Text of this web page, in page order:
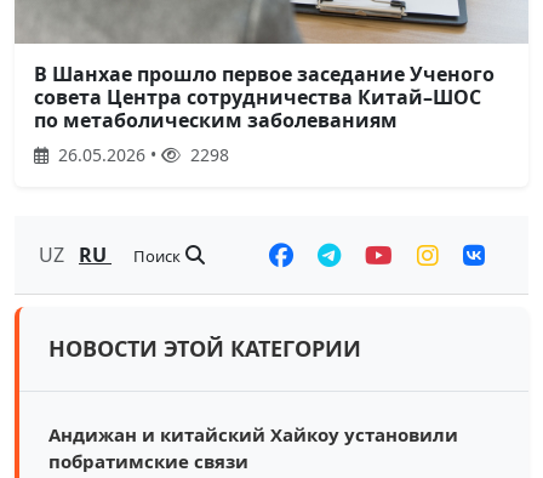
В Шанхае прошло первое заседание Ученого
совета Центра сотрудничества Китай–ШОС
по метаболическим заболеваниям
26.05.2026 • 2298
UZ RU Поиск
НОВОСТИ ЭТОЙ КАТЕГОРИИ
Андижан и китайский Хайкоу установили
побратимские связи